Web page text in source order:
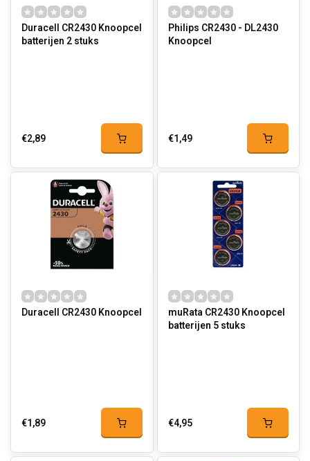
Duracell CR2430 Knoopcel
batterijen 2 stuks
€2,89
Philips CR2430 - DL2430
Knoopcel
€1,49
Duracell CR2430 Knoopcel
€1,89
muRata CR2430 Knoopcel
batterijen 5 stuks
€4,95